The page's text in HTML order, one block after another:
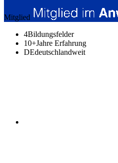
Mitglied
4Bildungsfelder
10+Jahre Erfahrung
DEdeutschlandweit